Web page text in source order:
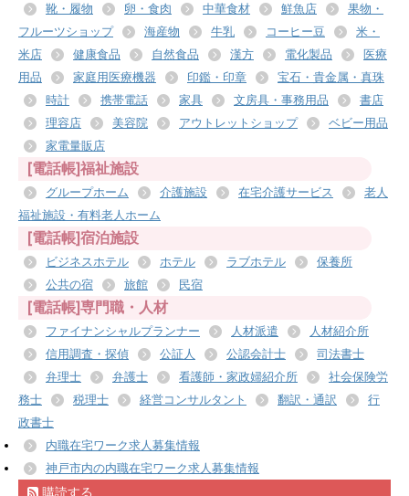
靴・履物
卵・食肉 中華食材 鮮魚店
果物・
フルーツショップ
海産物 牛乳 コーヒー豆
米・
米店
健康食品 自然食品 漢方 電化製品
医療
用品
家庭用医療機器 印鑑・印章
宝石・貴金属・真珠
時計
携帯電話 家具 文房具・事務用品
書店
理容店
美容院 アウトレットショップ
ベビー用品
家電量販店
[電話帳]福祉施設
グループホーム 介護施設 在宅介護サービス
老人
福祉施設・有料老人ホーム
[電話帳]宿泊施設
ビジネスホテル ホテル ラブホテル
保養所
公共の宿
旅館 民宿
[電話帳]専門職・人材
ファイナンシャルプランナー 人材派遣
人材紹介所
信用調査・探偵
公証人 公認会計士
司法書士
弁理士
弁護士 看護師・家政婦紹介所
社会保険労
務士
税理士 経営コンサルタント 翻訳・通訳
行
政書士
内職在宅ワーク求人募集情報
神戸市内の内職在宅ワーク求人募集情報
購読する